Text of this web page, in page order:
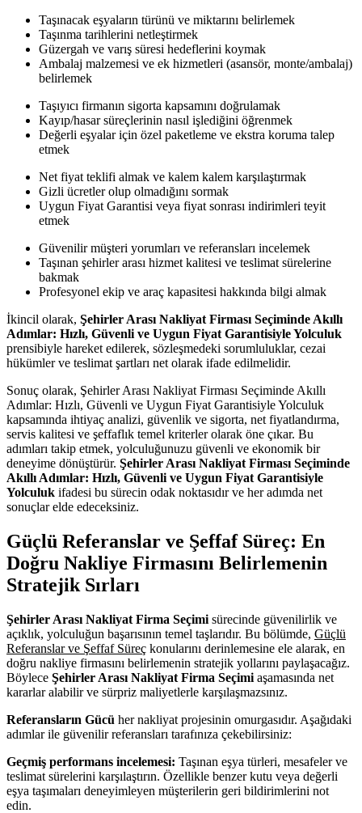
Taşınacak eşyaların türünü ve miktarını belirlemek
Taşınma tarihlerini netleştirmek
Güzergah ve varış süresi hedeflerini koymak
Ambalaj malzemesi ve ek hizmetleri (asansör, monte/ambalaj)
belirlemek
Taşıyıcı firmanın sigorta kapsamını doğrulamak
Kayıp/hasar süreçlerinin nasıl işlediğini öğrenmek
Değerli eşyalar için özel paketleme ve ekstra koruma talep
etmek
Net fiyat teklifi almak ve kalem kalem karşılaştırmak
Gizli ücretler olup olmadığını sormak
Uygun Fiyat Garantisi veya fiyat sonrası indirimleri teyit
etmek
Güvenilir müşteri yorumları ve referansları incelemek
Taşınan şehirler arası hizmet kalitesi ve teslimat sürelerine
bakmak
Profesyonel ekip ve araç kapasitesi hakkında bilgi almak
İkincil olarak, Şehirler Arası Nakliyat Firması Seçiminde Akıllı
Adımlar: Hızlı, Güvenli ve Uygun Fiyat Garantisiyle Yolculuk
prensibiyle hareket edilerek, sözleşmedeki sorumluluklar, cezai
hükümler ve teslimat şartları net olarak ifade edilmelidir.
Sonuç olarak, Şehirler Arası Nakliyat Firması Seçiminde Akıllı
Adımlar: Hızlı, Güvenli ve Uygun Fiyat Garantisiyle Yolculuk
kapsamında ihtiyaç analizi, güvenlik ve sigorta, net fiyatlandırma,
servis kalitesi ve şeffaflık temel kriterler olarak öne çıkar. Bu
adımları takip etmek, yolculuğunuzu güvenli ve ekonomik bir
deneyime dönüştürür. Şehirler Arası Nakliyat Firması Seçiminde
Akıllı Adımlar: Hızlı, Güvenli ve Uygun Fiyat Garantisiyle
Yolculuk ifadesi bu sürecin odak noktasıdır ve her adımda net
sonuçlar elde edeceksiniz.
Güçlü Referanslar ve Şeffaf Süreç: En
Doğru Nakliye Firmasını Belirlemenin
Stratejik Sırları
Şehirler Arası Nakliyat Firma Seçimi sürecinde güvenilirlik ve
açıklık, yolculuğun başarısının temel taşlarıdır. Bu bölümde, Güçlü
Referanslar ve Şeffaf Süreç konularını derinlemesine ele alarak, en
doğru nakliye firmasını belirlemenin stratejik yollarını paylaşacağız.
Böylece Şehirler Arası Nakliyat Firma Seçimi aşamasında net
kararlar alabilir ve sürpriz maliyetlerle karşılaşmazsınız.
Referansların Gücü her nakliyat projesinin omurgasıdır. Aşağıdaki
adımlar ile güvenilir referansları tarafınıza çekebilirsiniz:
Geçmiş performans incelemesi: Taşınan eşya türleri, mesafeler ve
teslimat sürelerini karşılaştırın. Özellikle benzer kutu veya değerli
eşya taşımaları deneyimleyen müşterilerin geri bildirimlerini not
edin.